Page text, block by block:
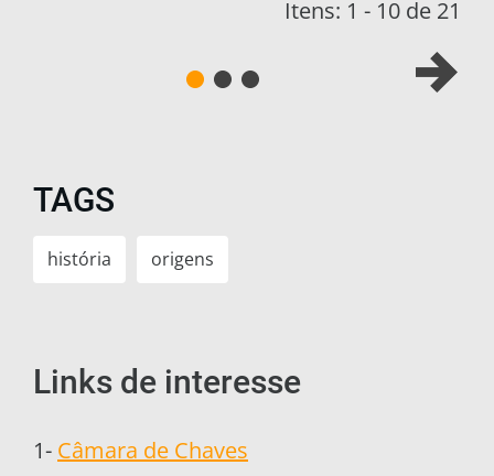
Itens: 1 - 10 de 21
TAGS
história origens
Links de interesse
1- Câmara de Chaves